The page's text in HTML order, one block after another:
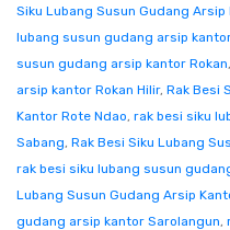
Siku Lubang Susun Gudang
lubang susun gudang arsip
susun gudang arsip kantor Rokan,
arsip kantor Rokan Hilir, Rak Besi
Kantor Rote Ndao, rak besi siku
Sabang, Rak Besi Siku Lubang
rak besi siku lubang susun
Lubang Susun Gudang Arsip
gudang arsip kantor Sarolangun,